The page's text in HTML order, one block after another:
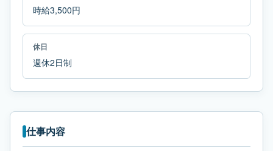
時給3,500円
休日
週休2日制
仕事内容